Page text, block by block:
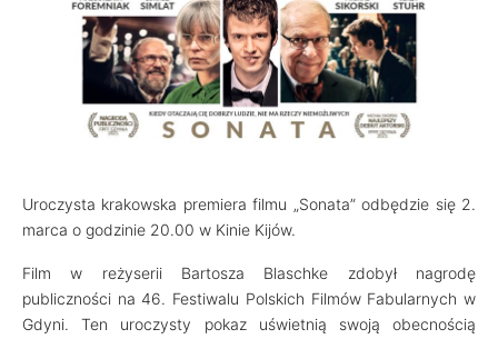
Uroczysta krakowska premiera filmu „Sonata” odbędzie się 2.
marca o godzinie 20.00 w Kinie Kijów.
Film w reżyserii Bartosza Blaschke zdobył nagrodę
publiczności na 46. Festiwalu Polskich Filmów Fabularnych w
Gdyni. Ten uroczysty pokaz uświetnią swoją obecnością